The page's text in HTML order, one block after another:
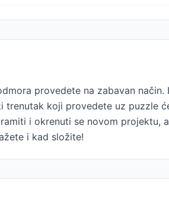
provedete na zabavan
koji provedete uz puzzle
i okrenuti se novom
i kad složite!